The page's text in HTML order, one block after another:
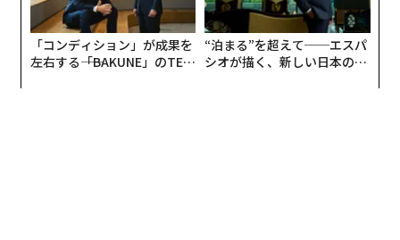
「コンディション」が成果を
左右する――「BAKUNE」のTEN
“泊まる”を超えて──エスパ
シオが描く、新しい日本のラ